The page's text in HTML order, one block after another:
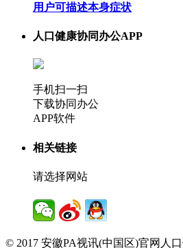
用户可描述本身症状
人口健康协同办公APP
手机扫一扫
下载协同办公
APP软件
相关链接
请选择网站
© 2017 安徽PA视讯(中国区)官网人